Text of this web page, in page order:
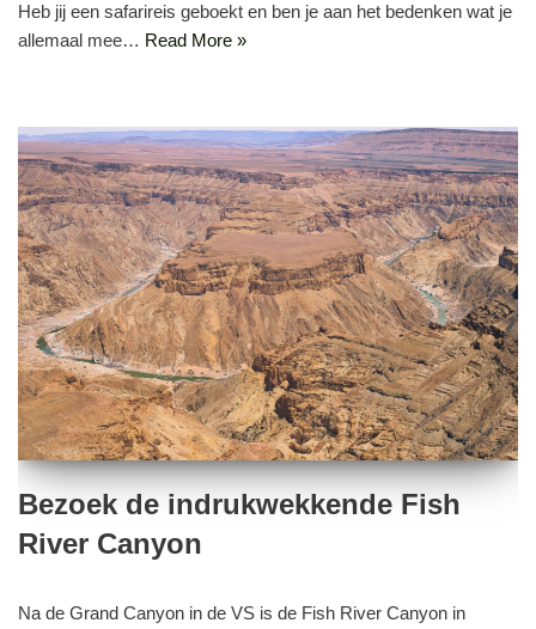
Heb jij een safarireis geboekt en ben je aan het bedenken wat je
allemaal mee… Read More »
Bezoek de indrukwekkende Fish
River Canyon
Na de Grand Canyon in de VS is de Fish River Canyon in